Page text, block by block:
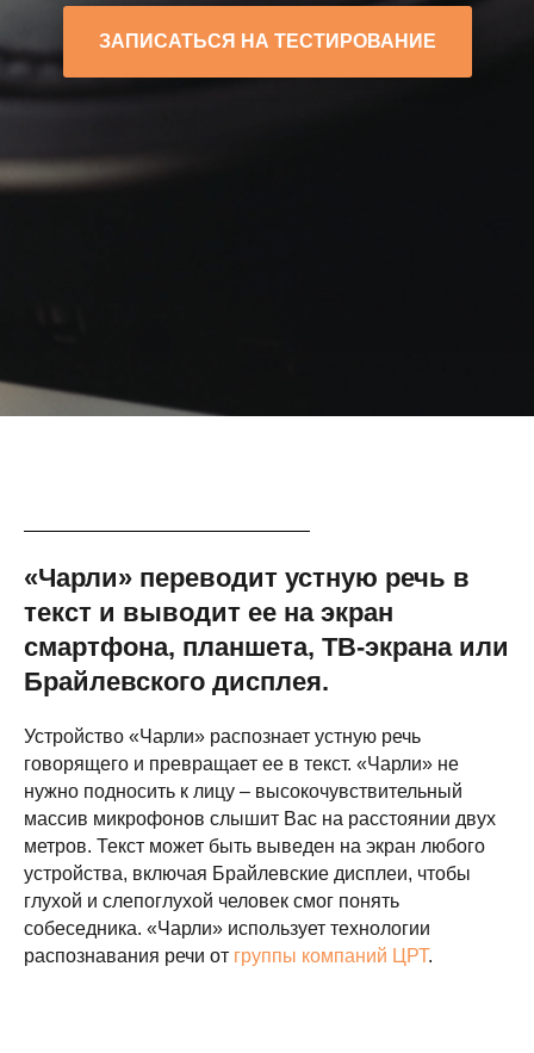
ЗАПИСАТЬСЯ НА ТЕСТИРОВАНИЕ
«Чарли» переводит устную речь в
текст и выводит ее на экран
смартфона, планшета, ТВ-экрана или
Брайлевского дисплея.
Устройство «Чарли» распознает устную речь
говорящего и превращает ее в текст. «Чарли» не
нужно подносить к лицу – высокочувствительный
массив микрофонов слышит Вас на расстоянии двух
метров. Текст может быть выведен на экран любого
устройства, включая Брайлевские дисплеи, чтобы
глухой и слепоглухой человек смог понять
собеседника. «Чарли» использует технологии
раcпознавания речи от группы компаний ЦРТ.